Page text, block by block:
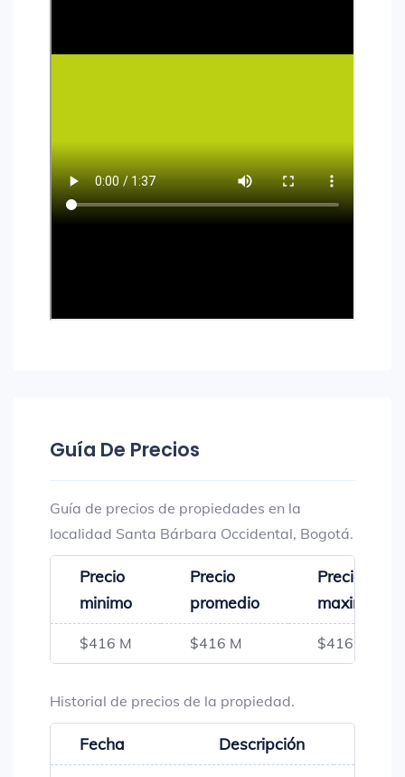
Guía De Precios
Guía de precios de propiedades en la
localidad Santa Bárbara Occidental, Bogotá.
Precio
minimo
Precio
promedio
Precio
maximo
$416 M $416 M $416 M
Historial de precios de la propiedad.
Fecha Descripción